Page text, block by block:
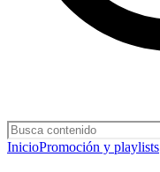
InicioPromoción y playlists